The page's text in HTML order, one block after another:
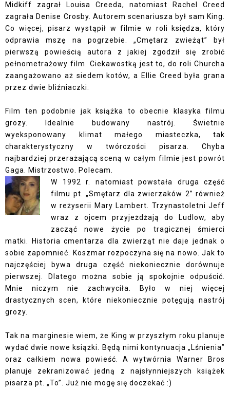
Midkiff zagrał Louisa Creeda, natomiast Rachel Creed
zagrała Denise Crosby. Autorem scenariusza był sam King.
Co więcej, pisarz wystąpił w filmie w roli księdza, który
odprawia mszę na pogrzebie. „Cmętarz zwieżąt” był
pierwszą powieścią autora z jakiej zgodził się zrobić
pełnometrażowy film. Ciekawostką jest to, do roli Churcha
zaangażowano aż siedem kotów, a Ellie Creed była grana
przez dwie bliźniaczki.
Film ten podobnie jak książka to obecnie klasyka filmu
grozy. Idealnie budowany nastrój. Świetnie
wyeksponowany klimat małego miasteczka, tak
charakterystyczny w twórczości pisarza. Chyba
najbardziej przerażającą sceną w całym filmie jest powrót
Gaga. Mistrzostwo. Polecam.
W 1992 r. natomiast powstała druga część
filmu pt. „Smętarz dla zwierzaków 2” również
w reżyserii Mary Lambert. Trzynastoletni Jeff
wraz z ojcem przyjeżdżają do Ludlow, aby
zacząć nowe życie po tragicznej śmierci
matki. Historia cmentarza dla zwierząt nie daje jednak o
sobie zapomnieć. Koszmar rozpoczyna się na nowo. Jak to
najczęściej bywa druga część niekoniecznie dorównuje
pierwszej. Dlatego można sobie ją spokojnie odpuścić.
Mnie niczym nie zachwyciła. Było w niej więcej
drastycznych scen, które niekoniecznie potęgują nastrój
grozy.
Tak na marginesie wiem, że King w przyszłym roku planuje
wydać dwie nowe książki. Będą nimi kontynuacja „Lśnienia”
oraz całkiem nowa powieść. A wytwórnia Warner Bros
planuje zekranizować jedną z najsłynniejszych książek
pisarza pt. „To”. Już nie mogę się doczekać :)